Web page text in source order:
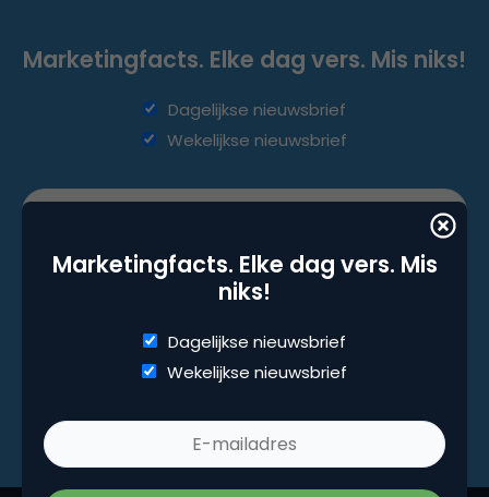
Marketingfacts. Elke dag vers. Mis
niks!
Dagelijkse nieuwsbrief
Wekelijkse nieuwsbrief
Marketingfacts. Elke dag vers. Mis niks!
Dagelijkse nieuwsbrief
Wekelijkse nieuwsbrief